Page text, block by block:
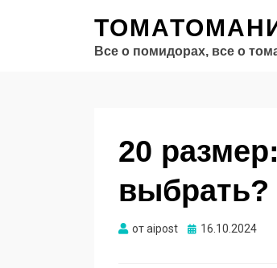
Все о помидорах, все о
20
выбрать?
отaipost Опубликовано
16.10.2024